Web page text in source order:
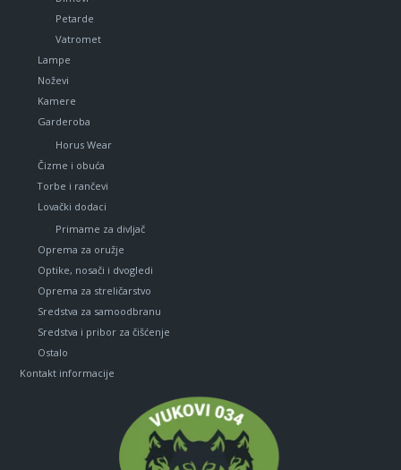
Petarde
Vatromet
Lampe
Noževi
Kamere
Garderoba
Horus Wear
Čizme i obuća
Torbe i rančevi
Lovački dodaci
Primame za divljač
Oprema za oružje
Optike, nosači i dvogledi
Oprema za streličarstvo
Sredstva za samoodbranu
Sredstva i pribor za čišćenje
Ostalo
Kontakt informacije